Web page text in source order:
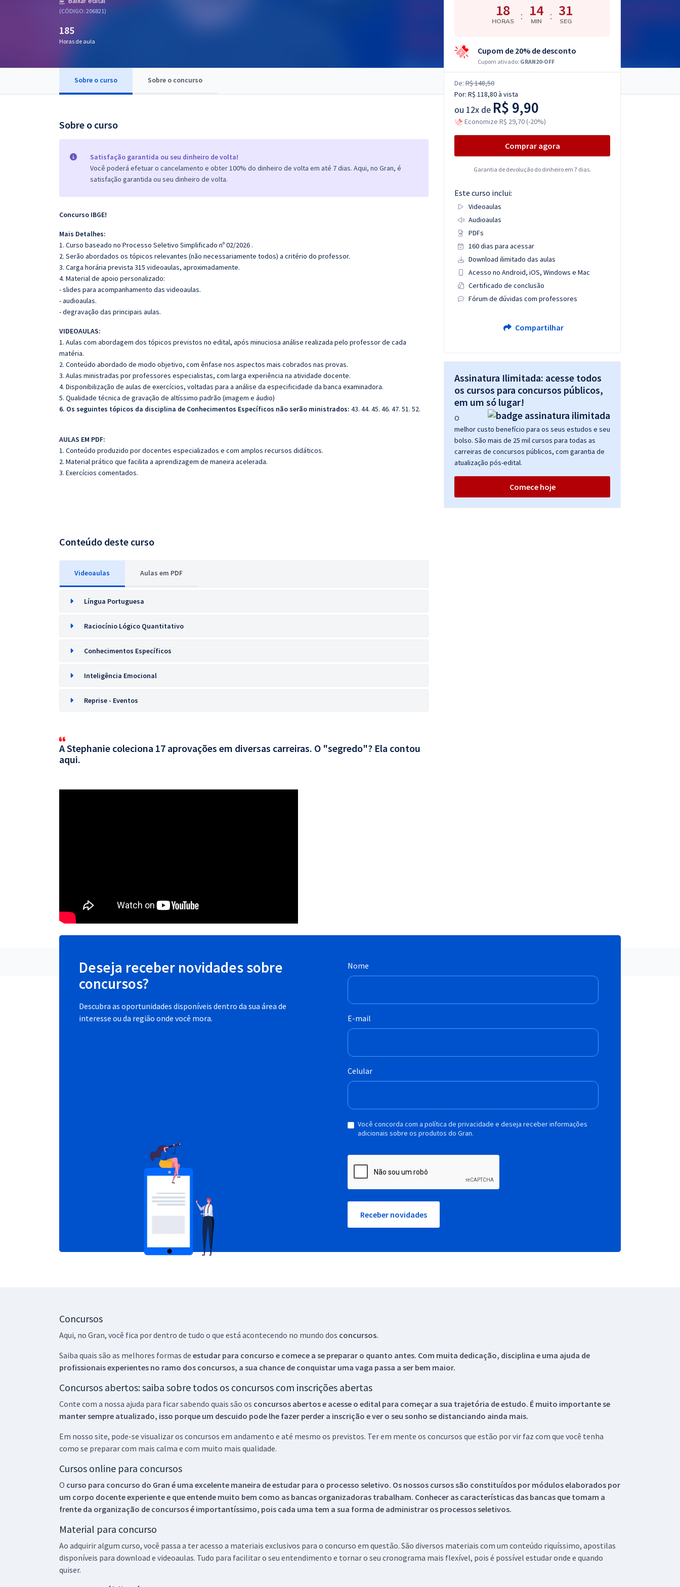
Conteúdo gratuito
(CÓDIGO: 206821)
185
Horas de aula
Sobre o curso Sobre o concurso
Sobre o curso
Satisfação garantida ou seu dinheiro de volta!
Você poderá efetuar o cancelamento e obter 100% do dinheiro de volta em até 7 dias. Aqui, no Gran, é
satisfação garantida ou seu dinheiro de volta.
Concurso IBGE!
Mais Detalhes:
1. Curso baseado no Processo Seletivo Simplificado nº 02/2026 .
2. Serão abordados os tópicos relevantes (não necessariamente todos) a critério do professor.
3. Carga horária prevista 315 videoaulas, aproximadamente.
4. Material de apoio personalizado:
- slides para acompanhamento das videoaulas.
- audioaulas.
- degravação das principais aulas.
VIDEOAULAS:
1. Aulas com abordagem dos tópicos previstos no edital, após minuciosa análise realizada pelo professor de cada
matéria.
2. Conteúdo abordado de modo objetivo, com ênfase nos aspectos mais cobrados nas provas.
3. Aulas ministradas por professores especialistas, com larga experiência na atividade docente.
4. Disponibilização de aulas de exercícios, voltadas para a análise da especificidade da banca examinadora.
5. Qualidade técnica de gravação de altíssimo padrão (imagem e áudio)
6. Os seguintes tópicos da disciplina de Conhecimentos Específicos não serão ministrados: 43. 44. 45. 46. 47. 51. 52.
AULAS EM PDF:
1. Conteúdo produzido por docentes especializados e com amplos recursos didáticos.
2. Material prático que facilita a aprendizagem de maneira acelerada.
3. Exercícios comentados.
Conteúdo deste curso
Videoaulas Aulas em PDF
Língua Portuguesa
Raciocínio Lógico Quantitativo
Conhecimentos Específicos
Inteligência Emocional
Reprise - Eventos
A Stephanie coleciona 17 aprovações em diversas carreiras. O "segredo"? Ela contou
aqui.
18
HORAS : 14
MIN : 30
SEG
Cupom de 20% de desconto
Cupom ativado: GRAN20-OFF
De: R$ 148,50
Por: R$ 118,80à vista
ou 12x de R$ 9,90
Economize R$ 29,70 (-20%)
Comprar agora
Garantia de devolução do dinheiro em 7 dias.
Este curso inclui:
Videoaulas
Audioaulas
PDFs
160 dias para acessar
Download ilimitado das aulas
Acesso no Android, iOS, Windows e Mac
Certificado de conclusão
Fórum de dúvidas com professores
Compartilhar
Assinatura Ilimitada: acesse todos
os cursos para concursos públicos,
em um só lugar!
O
melhor custo benefício para os seus estudos e seu
bolso. São mais de 25 mil cursos para todas as
carreiras de concursos públicos, com garantia de
atualização pós-edital.
Comece hoje
Deseja receber novidades sobre
concursos?
Descubra as oportunidades disponíveis dentro da sua área de
interesse ou da região onde você mora.
Nome
E-mail
Celular
Você concorda com a política de privacidade e deseja receber informações
adicionais sobre os produtos do Gran.
Receber novidades
Concursos
Aqui, no Gran, você fica por dentro de tudo o que está acontecendo no mundo dos concursos.
Saiba quais são as melhores formas de estudar para concurso e comece a se preparar o quanto antes. Com muita dedicação, disciplina e uma ajuda de
profissionais experientes no ramo dos concursos, a sua chance de conquistar uma vaga passa a ser bem maior.
Concursos abertos: saiba sobre todos os concursos com inscrições abertas
Conte com a nossa ajuda para ficar sabendo quais são os concursos abertos e acesse o edital para começar a sua trajetória de estudo. É muito importante se
manter sempre atualizado, isso porque um descuido pode lhe fazer perder a inscrição e ver o seu sonho se distanciando ainda mais.
Em nosso site, pode-se visualizar os concursos em andamento e até mesmo os previstos. Ter em mente os concursos que estão por vir faz com que você tenha
como se preparar com mais calma e com muito mais qualidade.
Cursos online para concursos
O curso para concurso do Gran é uma excelente maneira de estudar para o processo seletivo. Os nossos cursos são constituídos por módulos elaborados por
um corpo docente experiente e que entende muito bem como as bancas organizadoras trabalham. Conhecer as características das bancas que tomam a
frente da organização de concursos é importantíssimo, pois cada uma tem a sua forma de administrar os processos seletivos.
Material para concurso
Ao adquirir algum curso, você passa a ter acesso a materiais exclusivos para o concurso em questão. São diversos materiais com um conteúdo riquíssimo, apostilas
disponíveis para download e videoaulas. Tudo para facilitar o seu entendimento e tornar o seu cronograma mais flexível, pois é possível estudar onde e quando
quiser.